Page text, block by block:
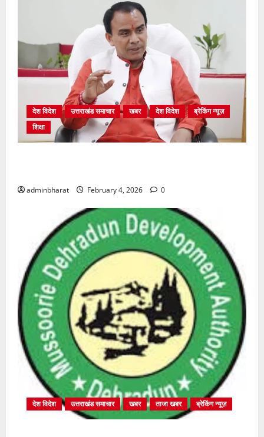
देश विदेश उत्तराखंड समाचार खबर देश विदेश
ब्रेकिंग न्यूज़
शिक्षा
adminbharat February 4, 2026 0
देश विदेश उत्तराखंड समाचार खबर ताजा खबर ब्रेकिंग न्यूज़